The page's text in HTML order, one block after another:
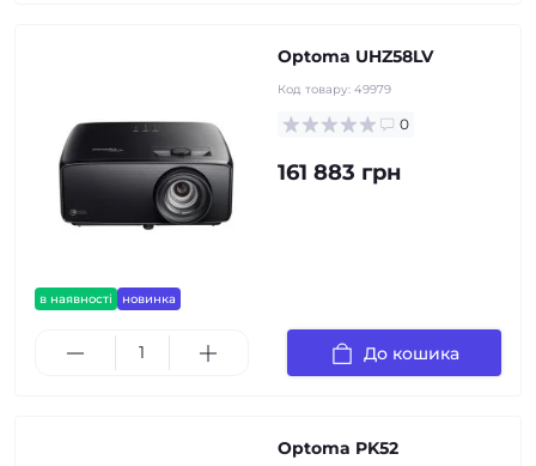
в наявності новинка
Optoma UHZ58LV
Код товару: 49979
0
161 883 грн
До кошика
Optoma PK52